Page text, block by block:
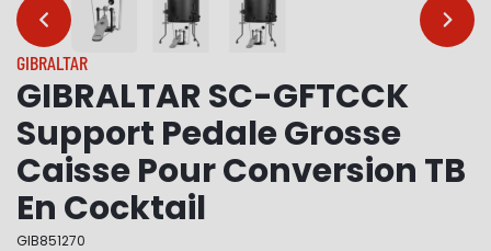
… …
GIBRALTAR
GIBRALTAR SC-GFTCCK
Support Pedale Grosse
Caisse Pour Conversion TB
En Cocktail
GIB851270